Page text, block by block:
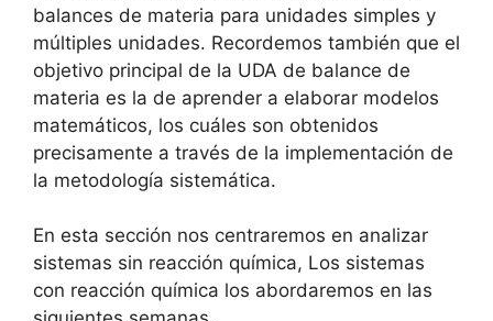
balances de materia para unidades simples y
múltiples unidades. Recordemos también que el
objetivo principal de la UDA de balance de
materia es la de aprender a elaborar modelos
matemáticos, los cuáles son obtenidos
precisamente a través de la implementación de
la metodología sistemática.
En esta sección nos centraremos en analizar
sistemas sin reacción química, Los sistemas
con reacción química los abordaremos en las